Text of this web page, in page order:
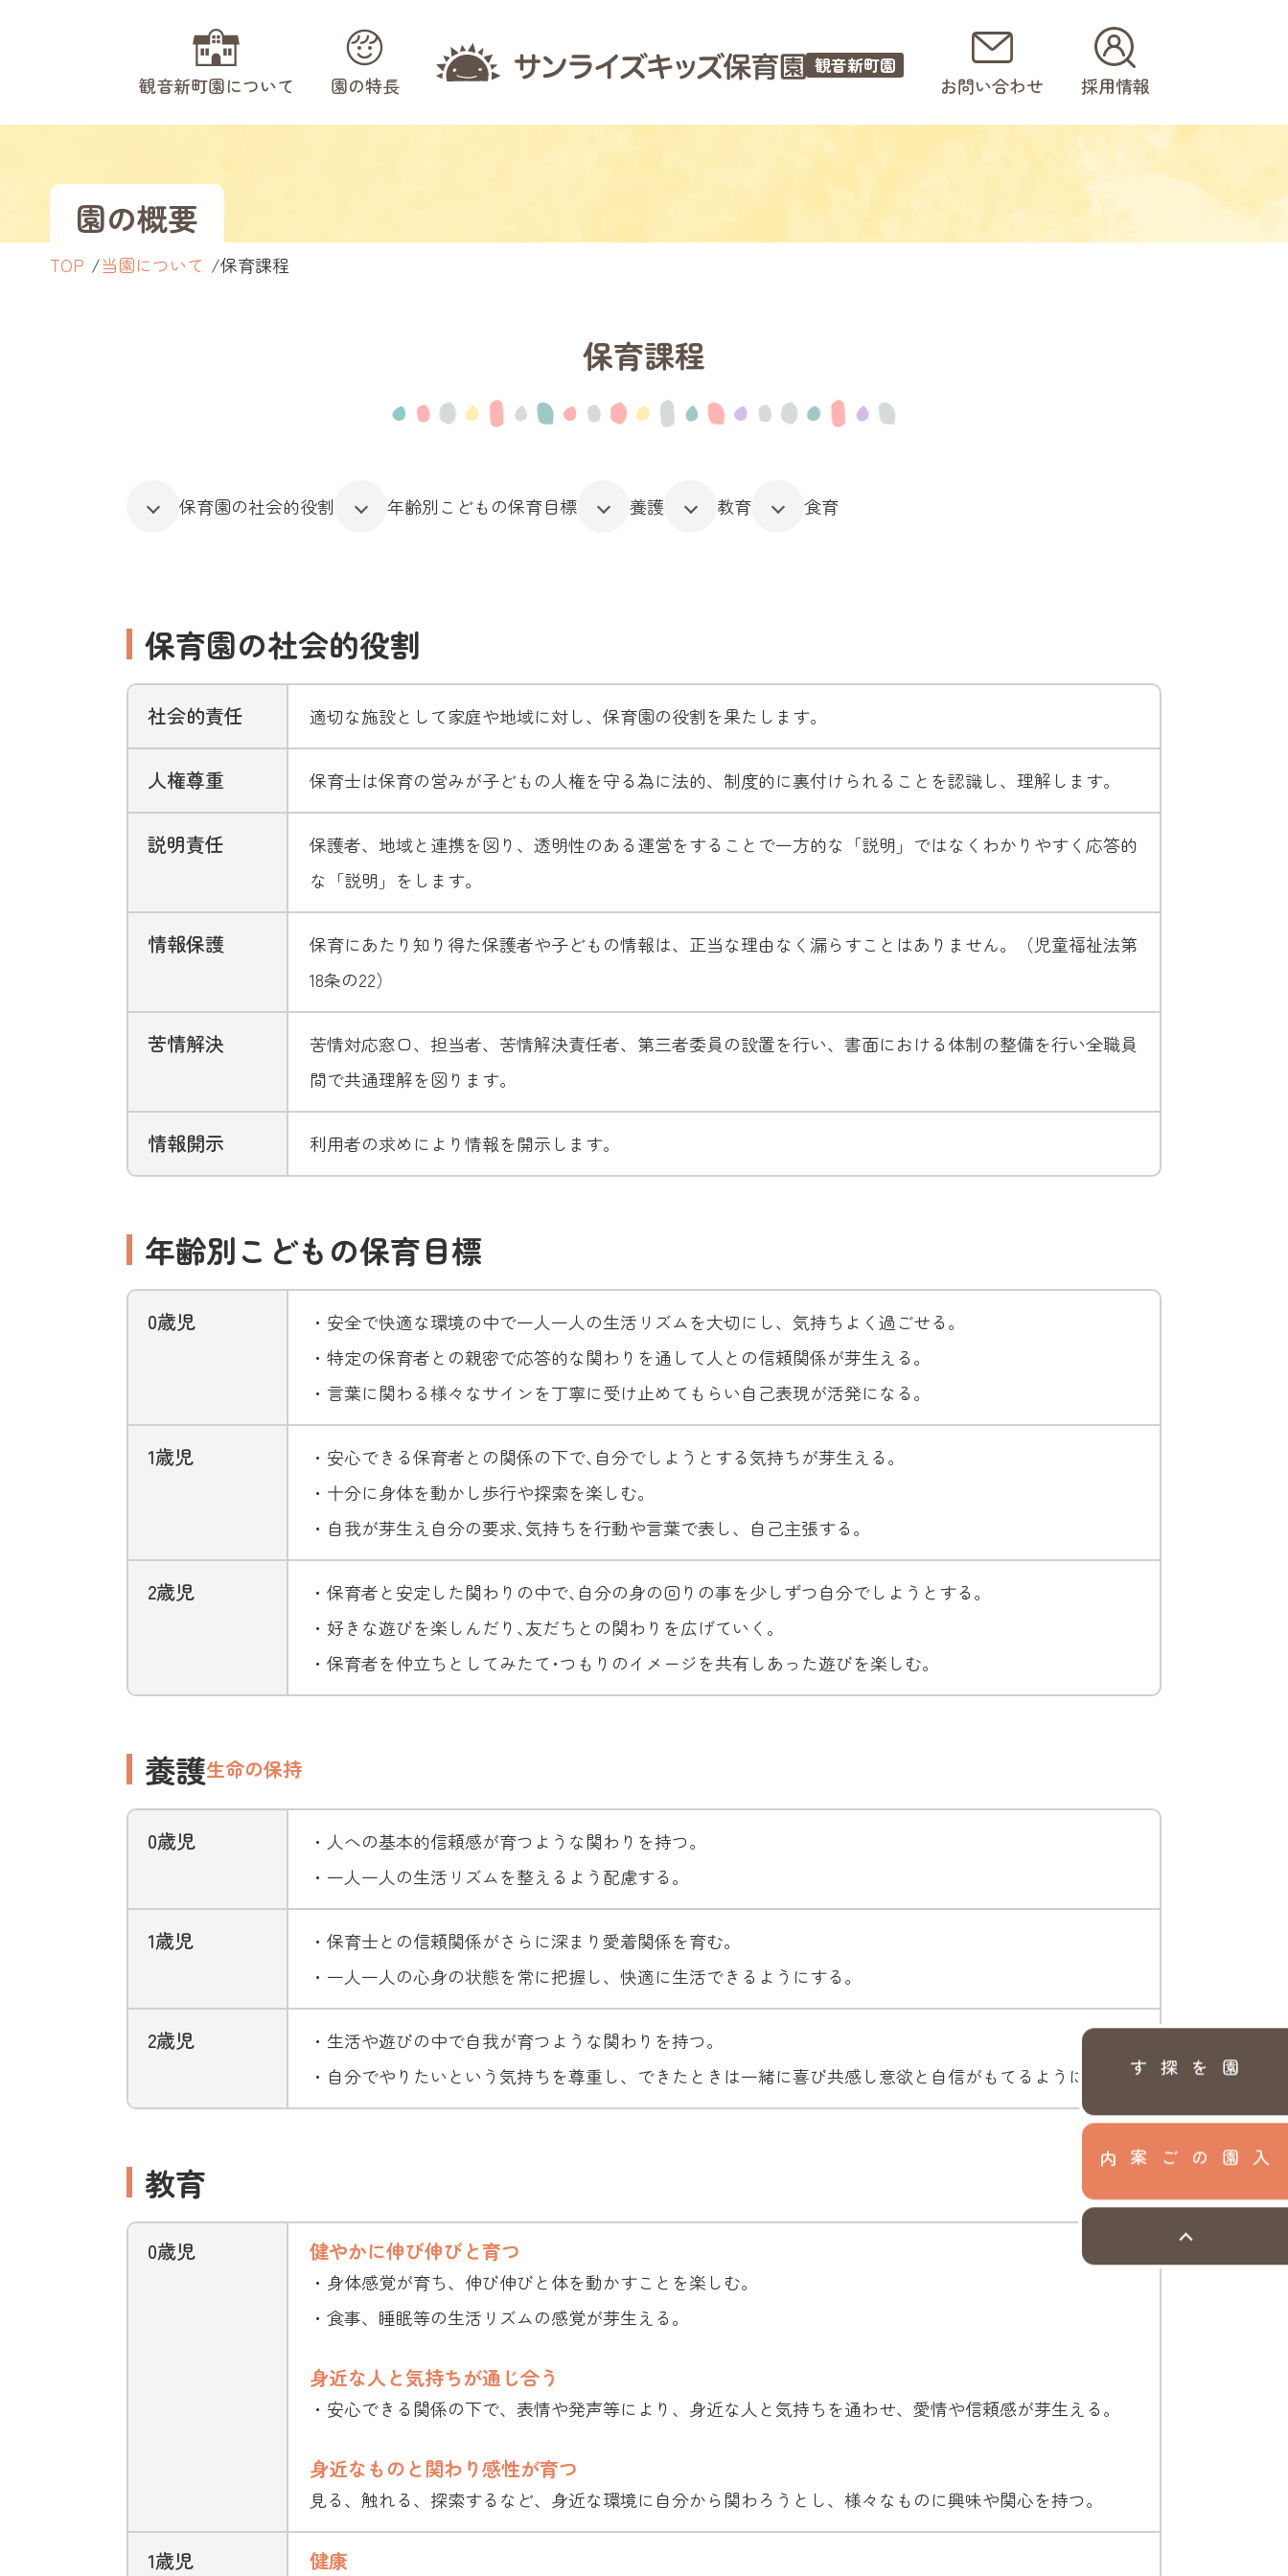
観音新町園について 園の特長
観音新町園
お問い合わせ 採用情報
園を探す
入園のご案内
園の概要
TOP 当園について 保育課程
保育課程
保育園の社会的役割 年齢別こどもの保育目標 養護 教育 食育
保育園の社会的役割
社会的責任 適切な施設として家庭や地域に対し、保育園の役割を果たします。
人権尊重 保育士は保育の営みが子どもの人権を守る為に法的、制度的に裏付けられることを認識し、理解します。
説明責任
保護者、地域と連携を図り、透明性のある運営をすることで一方的な「説明」ではなくわかりやすく応答的
な「説明」をします。
情報保護
保育にあたり知り得た保護者や子どもの情報は、正当な理由なく漏らすことはありません。（児童福祉法第
18条の22）
苦情解決
苦情対応窓口、担当者、苦情解決責任者、第三者委員の設置を行い、書面における体制の整備を行い全職員
間で共通理解を図ります。
情報開示 利用者の求めにより情報を開示します。
年齢別こどもの保育目標
0歳児
・安全で快適な環境の中で一人一人の生活リズムを大切にし、気持ちよく過ごせる。
・特定の保育者との親密で応答的な関わりを通して人との信頼関係が芽生える。
・言葉に関わる様々なサインを丁寧に受け止めてもらい自己表現が活発になる。
1歳児
・安心できる保育者との関係の下で､自分でしようとする気持ちが芽生える。
・十分に身体を動かし歩行や探索を楽しむ。
・自我が芽生え自分の要求､気持ちを行動や言葉で表し、自己主張する。
2歳児
・保育者と安定した関わりの中で､自分の身の回りの事を少しずつ自分でしようとする。
・好きな遊びを楽しんだり､友だちとの関わりを広げていく。
・保育者を仲立ちとしてみたて･つもりのイメージを共有しあった遊びを楽しむ。
養護生命の保持
0歳児
・人への基本的信頼感が育つような関わりを持つ。
・一人一人の生活リズムを整えるよう配慮する。
1歳児
・保育士との信頼関係がさらに深まり愛着関係を育む。
・一人一人の心身の状態を常に把握し、快適に生活できるようにする。
2歳児
・生活や遊びの中で自我が育つような関わりを持つ。
・自分でやりたいという気持ちを尊重し、できたときは一緒に喜び共感し意欲と自信がもてるようにする。
教育
0歳児 健やかに伸び伸びと育つ
・身体感覚が育ち、伸び伸びと体を動かすことを楽しむ。
・食事、睡眠等の生活リズムの感覚が芽生える。
身近な人と気持ちが通じ合う
・安心できる関係の下で、表情や発声等により、身近な人と気持ちを通わせ、愛情や信頼感が芽生える。
身近なものと関わり感性が育つ
見る、触れる、探索するなど、身近な環境に自分から関わろうとし、様々なものに興味や関心を持つ。
1歳児 健康